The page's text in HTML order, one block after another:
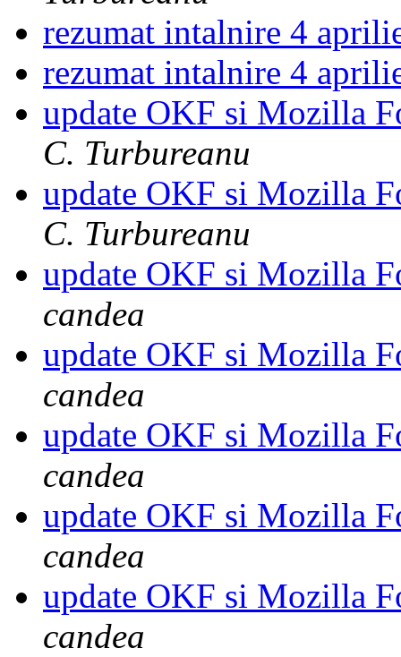
rezumat intalnire 4
rezumat intalnire 4
update OKF si Mozilla
C. Turbureanu
update OKF si Mozilla
C. Turbureanu
update OKF si Mozilla
candea
update OKF si Mozilla
candea
update OKF si Mozilla
candea
update OKF si Mozilla
candea
update OKF si Mozilla
candea